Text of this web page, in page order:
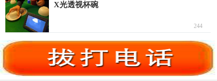
X光透视杯碗
244